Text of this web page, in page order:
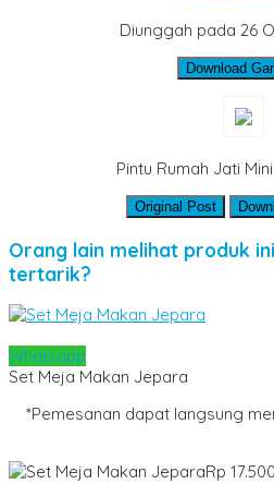
Diunggah pada 26
Download
Pintu Rumah Jati
Original Post
Orang lain melihat produk
tertarik?
Whatsapp
Set Meja Makan Jepara
*Pemesanan dapat langsung
Rp